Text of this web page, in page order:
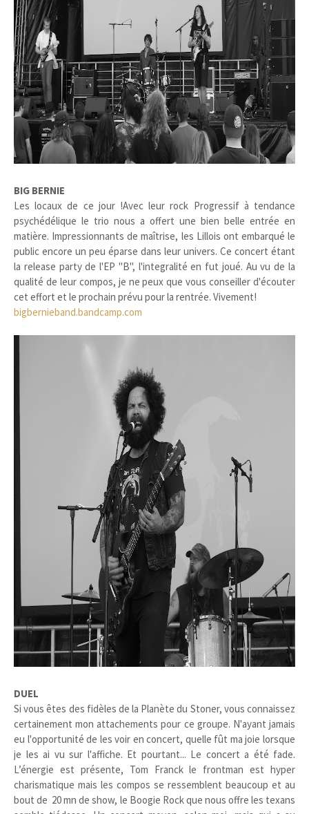
BIG BERNIE
Les locaux de ce jour !Avec leur rock Progressif à tendance
psychédélique le trio nous a offert une bien belle entrée en
matière. Impressionnants de maîtrise, les Lillois ont embarqué le
public encore un peu éparse dans leur univers. Ce concert étant
la release party de l'EP "B", l'integralité en fut joué. Au vu de la
qualité de leur compos, je ne peux que vous conseiller d'écouter
cet effort et le prochain prévu pour la rentrée. Vivement!
bigbernieband.bandcamp.com
DUEL
Si vous êtes des fidèles de la Planète du Stoner, vous connaissez
certainement mon attachements pour ce groupe. N'ayant jamais
eu l'opportunité de les voir en concert, quelle fût ma joie lorsque
je les ai vu sur l'affiche. Et pourtant... Le concert a été fade.
L’énergie est présente, Tom Franck le frontman est hyper
charismatique mais les compos se ressemblent beaucoup et au
bout de 20 mn de show, le Boogie Rock que nous offre les texans